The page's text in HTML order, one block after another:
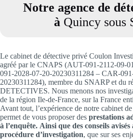
Notre agence de
à Quincy sous
Le cabinet de détective privé Coulon
agréé par le CNAPS (AUT-091-2112-09-
091-2028-07-20-20230311284 – CAR-
20230311284), membre du SNARP et du
DETECTIVES. Nous menons nos
de la région Ile-de-France, sur la France
Avant tout, l’expérience de notre cabinet
permet de vous proposer des prestations
à l’enquête. Ainsi que des conseils
procédure d’investigation, que sur ses